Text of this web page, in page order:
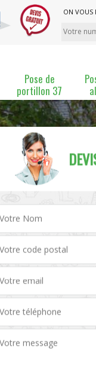
ON VOUS
Pose de
portillon 37
Pose et